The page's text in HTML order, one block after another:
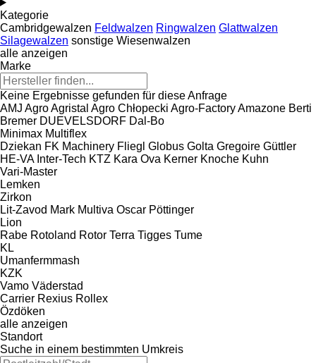
Kategorie
Cambridgewalzen Feldwalzen Ringwalzen Glattwalzen
Silagewalzen sonstige Wiesenwalzen
alle anzeigen
Marke
Keine Ergebnisse gefunden für diese Anfrage
AMJ AgroAgristal Agro Chłopecki Agro-FactoryAmazone Berti
Bremer DUEVELSDORF Dal-Bo
Minimax Multiflex
Dziekan FK Machinery Fliegl Globus Golta Gregoire Güttler
HE-VA Inter-Tech KTZ Kara Ova Kerner Knoche Kuhn
Vari-Master
Lemken
Zirkon
Lit-Zavod Mark Multiva Oscar Pöttinger
Lion
Rabe Rotoland Rotor Terra Tigges Tume
KL
Umanfermmash
KZK
Vamo Väderstad
Carrier Rexius Rollex
Özdöken
alle anzeigen
Standort
Suche in einem bestimmten Umkreis